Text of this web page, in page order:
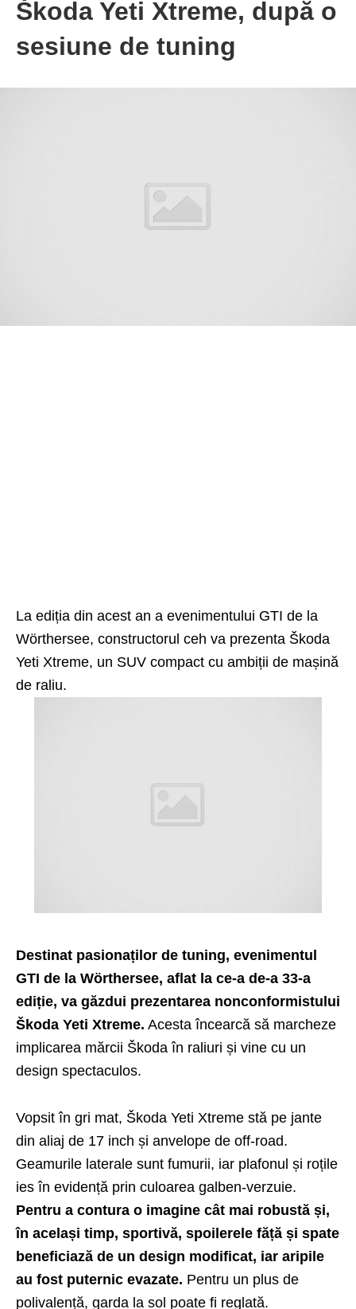
Škoda Yeti Xtreme, după o
sesiune de tuning
La ediția din acest an a evenimentului GTI de la
Wörthersee, constructorul ceh va prezenta Škoda
Yeti Xtreme, un SUV compact cu ambiții de mașină
de raliu.
Destinat pasionaților de tuning, evenimentul
GTI de la Wörthersee, aflat la ce-a de-a 33-a
ediție, va găzdui prezentarea nonconformistului
Škoda Yeti Xtreme. Acesta încearcă să marcheze
implicarea mărcii Škoda în raliuri și vine cu un
design spectaculos.
Vopsit în gri mat, Škoda Yeti Xtreme stă pe jante
din aliaj de 17 inch și anvelope de off-road.
Geamurile laterale sunt fumurii, iar plafonul și roțile
ies în evidență prin culoarea galben-verzuie.
Pentru a contura o imagine cât mai robustă și,
în același timp, sportivă, spoilerele făță și spate
beneficiază de un design modificat, iar aripile
au fost puternic evazate. Pentru un plus de
polivalență, garda la sol poate fi reglată.